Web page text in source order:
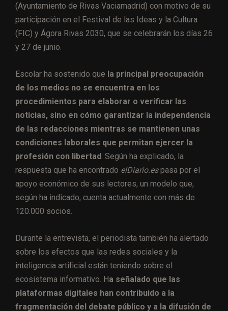
(Ayuntamiento de Rivas Vaciamadrid) con motivo de su
participación en el Festival de las Ideas y la Cultura
(FIC) y Ágora Rivas 2030, que se celebrarán los días 26
y 27 de junio.
Escolar ha sostenido que la principal preocupación
de los medios no se encuentra en los
procedimientos para elaborar o verificar las
noticias, sino en cómo garantizar la independencia
de las redacciones mientras se mantienen unas
condiciones laborales que permitan ejercer la
profesión con libertad . Según ha explicado, la
respuesta que ha encontrado elDiario.espasa por el
apoyo económico de sus lectores, un modelo que,
según ha indicado, cuenta actualmente con más de
120.000 socios.
Durante la entrevista, el periodista también ha alertado
sobre los efectos que las redes sociales y la
inteligencia artificial están teniendo sobre el
ecosistema informativo. Ha señalado que las
plataformas digitales han contribuido a la
fragmentación del debate público y a la difusión de